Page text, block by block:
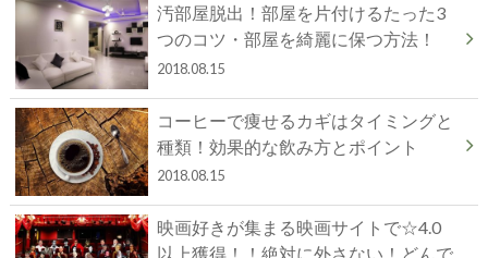
汚部屋脱出！部屋を片付けるたった3
つのコツ・部屋を綺麗に保つ方法！
2018.08.15
コーヒーで痩せるカギはタイミングと
種類！効果的な飲み方とポイント
2018.08.15
映画好きが集まる映画サイトで☆4.0
以上獲得！！絶対に外さない！どんで